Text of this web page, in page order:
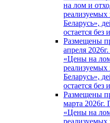
на лом и
реализуемых
Беларусь»,
остается без
Размещены
апреля
«Цены на
реализуемых
Беларусь»,
остается без
Размещены
марта 2026г.
«Цены на